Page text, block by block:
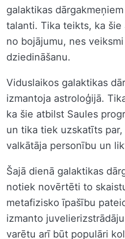
galaktikas
talanti. Tika teikts, ka šie
no bojājumu, nes
dziedināšanu.
Viduslaikos galaktikas
izmantoja astroloģijā.
ka šie atbilst Saules
un tika tiek uzskatīts
valkātāja personību un
Šajā dienā galaktikas
notiek novērtēti to
metafizisko īpašību
izmanto
varētu arī būt populāri